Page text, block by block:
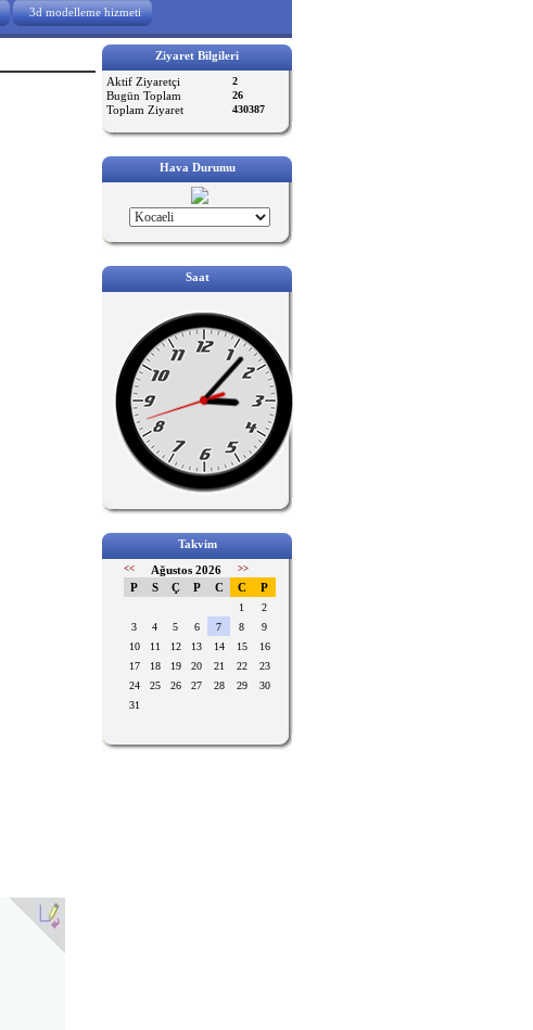
3d modelleme hizmeti
Ziyaret Bilgileri
Aktif Ziyaretçi
2
Bugün Toplam 26
Toplam Ziyaret 430387
Hava Durumu
Saat
Takvim
<< Ağustos 2026 >>
P S Ç P C C P
1
2
3
4 5 6 7 8
9
10
11 12 13 14 15
16
17
18 19 20 21 22
23
24
25 26 27 28 29
30
31